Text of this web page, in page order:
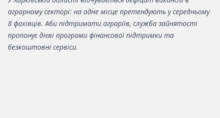
аграрному секторі: на одне місце претендують у середньому
8 фахівців. Аби підтримати аграріїв, служба зайнятості
пропонує дієві програми фінансової підтримки та
безкоштовні сервіси.